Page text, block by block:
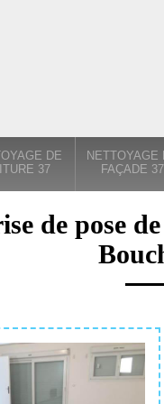
DE
37
NETTOYAGE
FAÇADE 37
de pose